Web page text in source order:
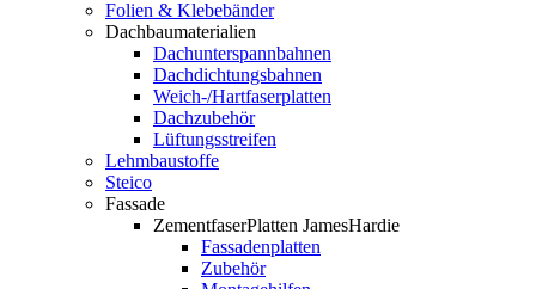
Folien & Klebebänder
Dachbaumaterialien
Dachunterspannbahnen
Dachdichtungsbahnen
Weich-/Hartfaserplatten
Dachzubehör
Lüftungsstreifen
Lehmbaustoffe
Steico
Fassade
ZementfaserPlatten JamesHardie
Fassadenplatten
Zubehör